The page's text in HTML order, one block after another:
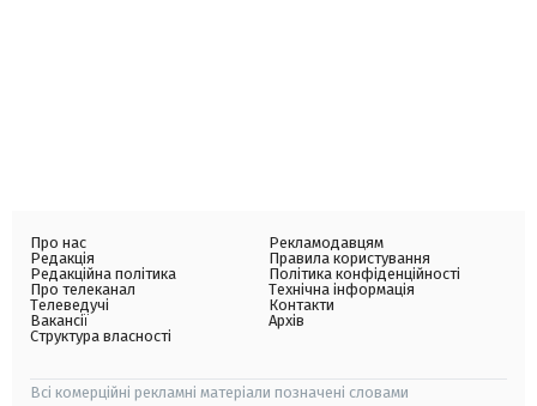
Про нас
Редакція
Редакційна політика
Про телеканал
Телеведучі
Вакансії
Структура власності
Рекламодавцям
Правила користування
Політика конфіденційності
Технічна інформація
Контакти
Архів
Всі комерційні рекламні матеріали позначені словами